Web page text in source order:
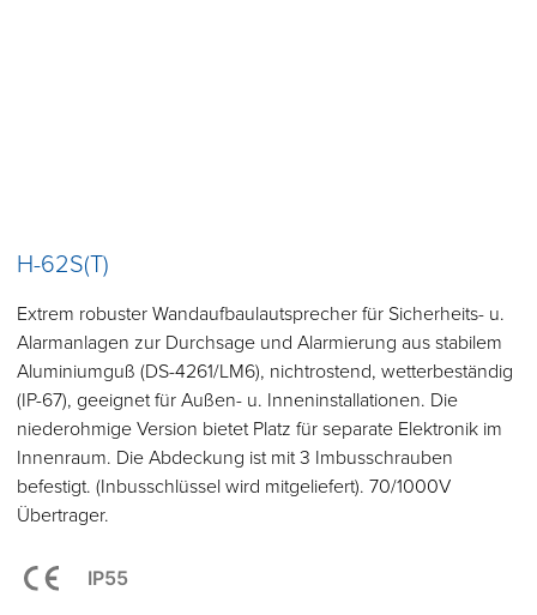
H-62S(T)
Extrem robuster Wandaufbaulautsprecher für Sicherheits- u.
Alarmanlagen zur Durchsage und Alarmierung aus stabilem
Aluminiumguß (DS-4261/LM6), nichtrostend, wetterbeständig
(IP-67), geeignet für Außen- u. Inneninstallationen. Die
niederohmige Version bietet Platz für separate Elektronik im
Innenraum. Die Abdeckung ist mit 3 Imbusschrauben
befestigt. (Inbusschlüssel wird mitgeliefert). 70/1000V
Übertrager.
IP55